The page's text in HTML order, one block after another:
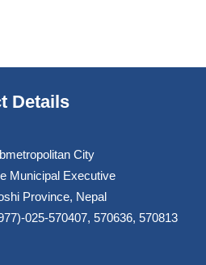
Details
City
Municipal Executive
Province, Nepal
025-570407, 570636, 570813